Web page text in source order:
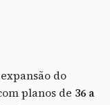
do
planos de 36 a